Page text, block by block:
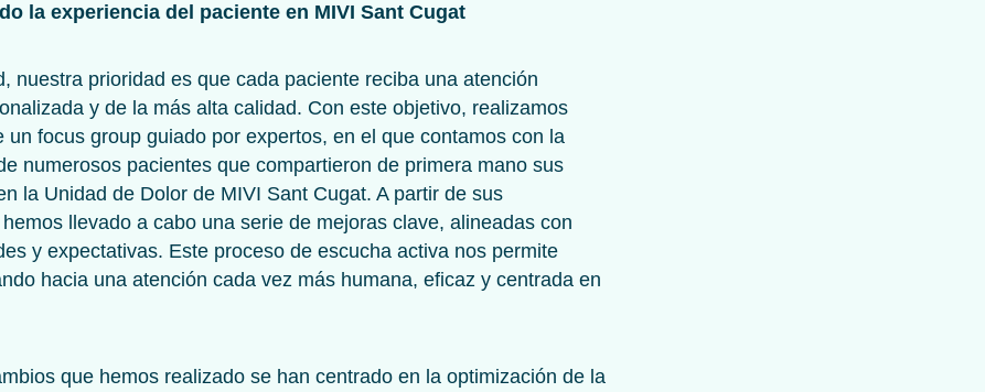
la experiencia del paciente en MIVI Sant Cugat
nuestra prioridad es que cada paciente reciba una atención
y de la más alta calidad. Con este objetivo, realizamos
un focus group guiado por expertos, en el que contamos con la
numerosos pacientes que compartieron de primera mano sus
la Unidad de Dolor de MIVI Sant Cugat. A partir de sus
llevado a cabo una serie de mejoras clave, alineadas con
y expectativas. Este proceso de escucha activa nos permite
hacia una atención cada vez más humana, eficaz y centrada en
que hemos realizado se han centrado en la optimización de la